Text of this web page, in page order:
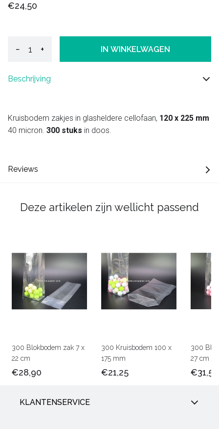
€24,50
− + IN WINKELWAGEN
Beschrijving
Kruisbodem zakjes in glasheldere cellofaan, 120 x 225 mm
40 micron. 300 stuks in doos.
Reviews
Deze artikelen zijn wellicht passend
300 Blokbodem zak 7 x
22 cm
€28,90
300 Kruisbodem 100 x
175 mm
€21,25
300
27 cm
€31,50
KLANTENSERVICE